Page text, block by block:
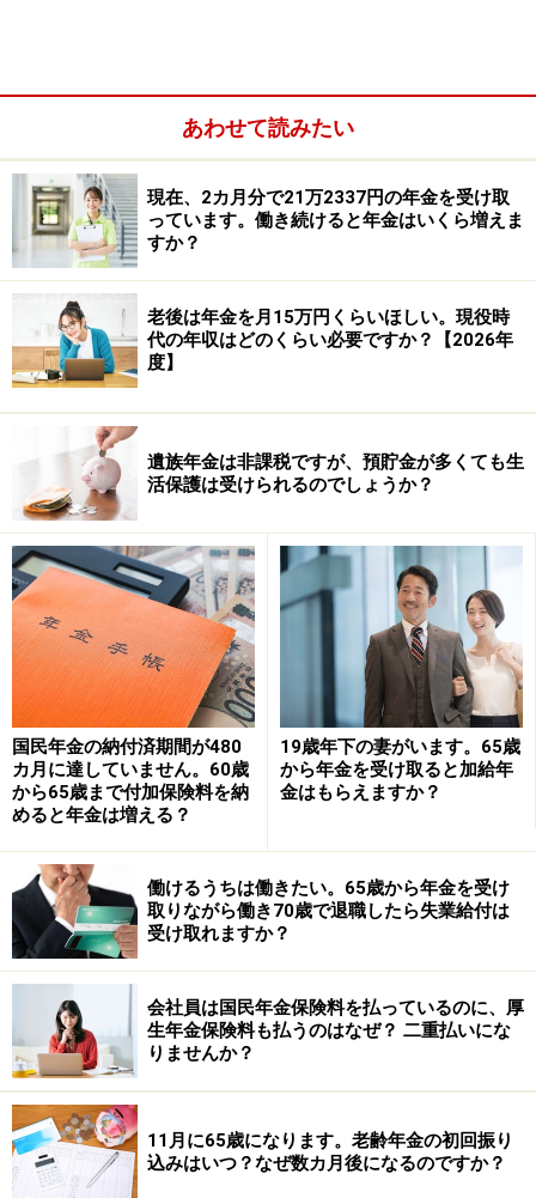
国民年金保険料の納付済期間が480カ月（40年）に満た
ない場合は、老齢基礎年金を満額受け取ることはできま
せん。
相談者「ポンタ」さんは、より多くの年金を受け取れる
ようにと検討されています。年金受給額が増えると、老
後生活の安定につながります。
60歳以降も、国民年金を支払うことができる任意加入制
度というものがあります。保険料納付済期間が最長480
カ月になるまで任意加入して年金保険料を支払うことが
できます。ただし60歳以降に厚生年金に加入して働く
と、国民年金の任意加入制度は利用できません。
相談者「ポンタ」さんはパートで働く60歳とのこと。60
歳以降の厚生年金加入で、国民年金の加入期間も増やせ
るのか？という質問ですが、国民年金の加入期間を増や
すことはできません。国民年金の任意加入制度を利用し
なければ、老齢基礎年金は満額になりません。ただし厚
生年金の加入期間が480月（40年）に満たない場合、60
歳以降、厚生年金に加入して働けば、厚生年金から経過
的加算という老齢基礎年金相当額の年金を65歳以降受け
あわせて読みたい
現在、2カ月分で21万2337円の年金を受け取
っています。働き続けると年金はいくら増えま
すか？
老後は年金を月15万円くらいほしい。現役時
代の年収はどのくらい必要ですか？【2026年
度】
遺族年金は非課税ですが、預貯金が多くても生
活保護は受けられるのでしょうか？
国民年金の納付済期間が480
カ月に達していません。60歳
から65歳まで付加保険料を納
めると年金は増える？
19歳年下の妻がいます。65歳
から年金を受け取ると加給年
金はもらえますか？
働けるうちは働きたい。65歳から年金を受け
取りながら働き70歳で退職したら失業給付は
受け取れますか？
会社員は国民年金保険料を払っているのに、厚
生年金保険料も払うのはなぜ？ 二重払いにな
りませんか？
11月に65歳になります。老齢年金の初回振り
込みはいつ？なぜ数カ月後になるのですか？